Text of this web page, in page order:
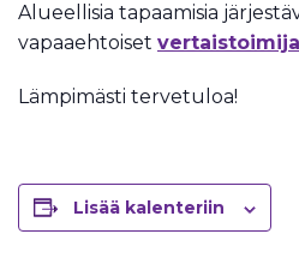
Alueellisia tapaamisia
vapaaehtoiset
Lämpimästi tervetuloa!
Lisää kalenteriin